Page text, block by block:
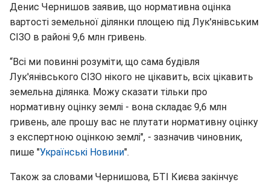
Денис Чернишов заявив, що нормативна оцінка
вартості земельної ділянки площею під Лук'янівським
СІЗО в районі 9,6 млн гривень.
“Всі ми повинні розуміти, що сама будівля
Лук'янівського СІЗО нікого не цікавить, всіх цікавить
земельна ділянка. Можу сказати тільки про
нормативну оцінку землі - вона складає 9,6 млн
гривень, але прошу вас не плутати нормативну оцінку
з експертною оцінкою землі", - зазначив чиновник,
пише "Українські Новини".
Також за словами Чернишова, БТІ Києва закінчує